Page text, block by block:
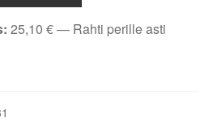
25,10 €— Rahti perille asti